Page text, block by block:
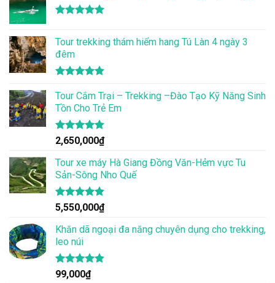
5 sao
Tour trekking thám hiểm hang Tú Làn 4 ngày 3
đêm
hạng4.86
5 sao
Tour Cắm Trại – Trekking –Đào Tạo Kỹ Năng Sinh
Tồn Cho Trẻ Em
Được xếp
hạng 4.86
5 sao
2,650,000₫
Tour xe máy Hà Giang Đồng Văn-Hẻm vực Tu
Sản-Sông Nho Quế
Được xếp
hạng 4.83
5 sao
5,550,000₫
Khăn dã ngoại đa năng chuyên dụng cho trekking,
leo núi
Được xếp
99,000₫